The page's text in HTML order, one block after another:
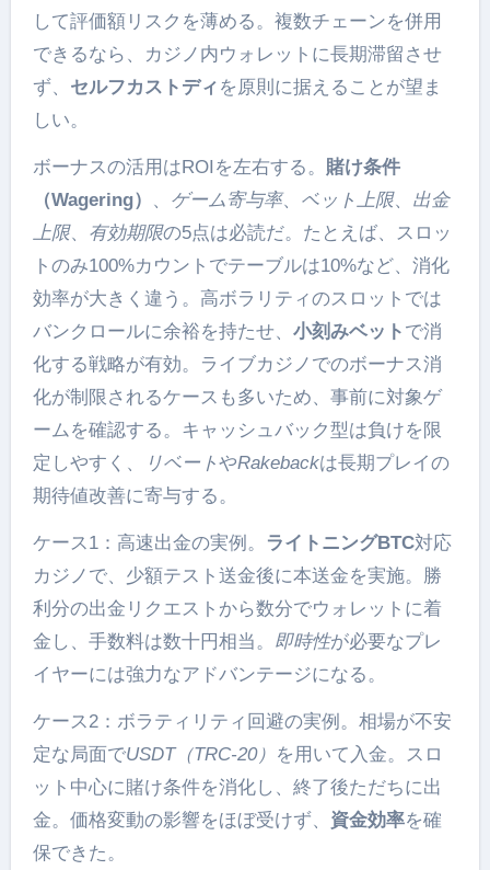
して評価額リスクを薄める。複数チェーンを併用
できるなら、カジノ内ウォレットに長期滞留させ
ず、 セルフカストディ を原則に据えることが望ま
しい。
ボーナスの活用はROIを左右する。 賭け条件
（Wagering）
ゲーム寄与率、 ベット上限、 出金
上限、 有効期限の5点は必読だ。たとえば、スロッ
トのみ100%カウントでテーブルは10%など、消化
効率が大きく違う。高ボラリティのスロットでは
バンクロールに余裕を持たせ、 小刻みベット で消
化する戦略が有効。ライブカジノでのボーナス消
化が制限されるケースも多いため、事前に対象ゲ
ームを確認する。キャッシュバック型は負けを限
定しやすく、
リベートやRakebackは長期プレイの
期待値改善に寄与する。
ケース1：高速出金の実例。 ライトニングBTC対応
カジノで、少額テスト送金後に本送金を実施。勝
利分の出金リクエストから数分でウォレットに着
金し、手数料は数十円相当。 即時性が必要なプレ
イヤーには強力なアドバンテージになる。
ケース2：ボラティリティ回避の実例。相場が不安
定な局面でUSDT（TRC-20） を用いて入金。スロ
ット中心に賭け条件を消化し、終了後ただちに出
金。価格変動の影響をほぼ受けず、 資金効率を確
保できた。